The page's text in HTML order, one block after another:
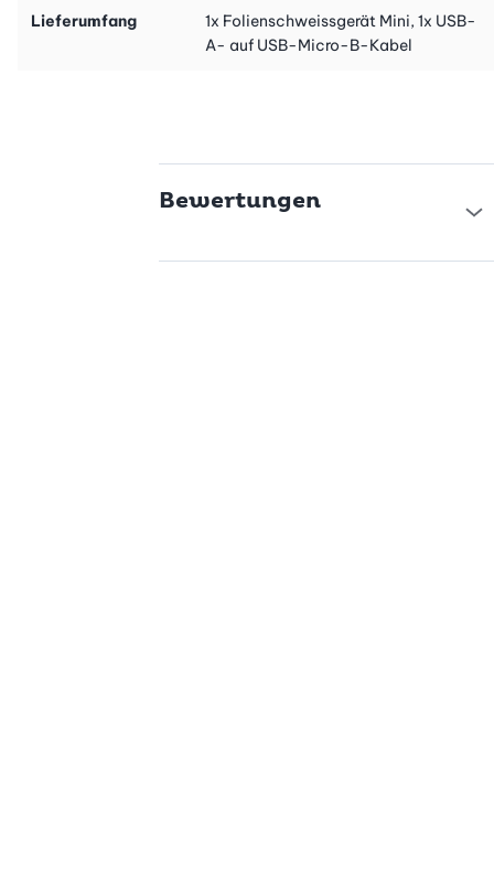
Mit integrierter Schneidevorrichtung
Besonders praktisch: Dank eingebautem Cutter kann das 2-in-
haltbar machen möchtest: Dieses Mini-Folienschweissgerät ist
eine schnelle und praktische Ergänzung für deine Küche. Hol dir
Lieferumfang
1x Folienschweissgerät Mini, 1x USB-
A- auf USB-Micro-B-Kabel
Bewertungen